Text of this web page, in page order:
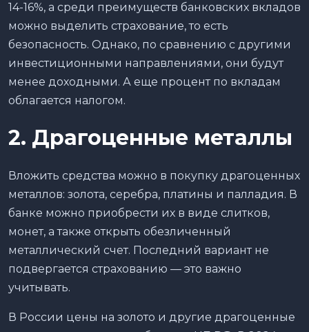
14-16%, а среди преимуществ банковских вкладов
можно выделить страхование, то есть
безопасность. Однако, по сравнению с другими
инвестиционными направлениями, они будут
менее доходными. А еще процент по вкладам
облагается налогом.
2. Драгоценные металлы
Вложить средства можно в покупку драгоценных
металлов: золота, серебра, платины и палладия. В
банке можно приобрести их в виде слитков,
монет, а также открыть обезличенный
металлический счет. Последний вариант не
подвергается страхованию — это важно
учитывать.
В России цены на золото и другие драгоценные